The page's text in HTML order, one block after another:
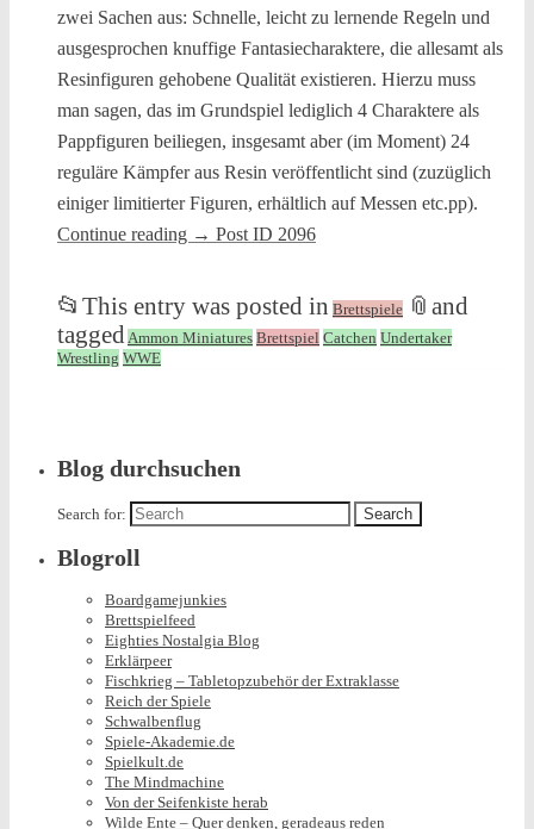
zwei Sachen aus: Schnelle, leicht zu lernende Regeln und
ausgesprochen knuffige Fantasiecharaktere, die allesamt als
Resinfiguren gehobene Qualität existieren. Hierzu muss
man sagen, das im Grundspiel lediglich 4 Charaktere als
Pappfiguren beiliegen, insgesamt aber (im Moment) 24
reguläre Kämpfer aus Resin veröffentlicht sind (zuzüglich
einiger limitierter Figuren, erhältlich auf Messen etc.pp).
Continue reading → Post ID 2096
📂 This entry was posted in Brettspiele 📎 and
tagged Ammon Miniatures Brettspiel Catchen Undertaker
Wrestling WWE
Blog durchsuchen
Search for:
Blogroll
Boardgamejunkies
Brettspielfeed
Eighties Nostalgia Blog
Erklärpeer
Fischkrieg – Tabletopzubehör der Extraklasse
Reich der Spiele
Schwalbenflug
Spiele-Akademie.de
Spielkult.de
The Mindmachine
Von der Seifenkiste herab
Wilde Ente – Quer denken, geradeaus reden